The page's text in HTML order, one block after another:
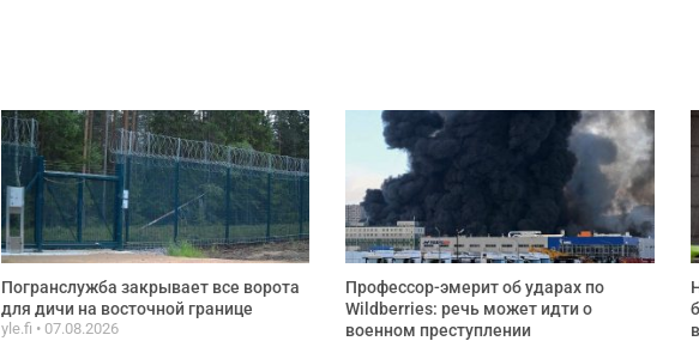
Погранслужба закрывает все ворота
для дичи на восточной границе
yle.fi 07.08.2026
Профессор-эмерит об ударах по
Wildberries: речь может идти о
военном преступлении